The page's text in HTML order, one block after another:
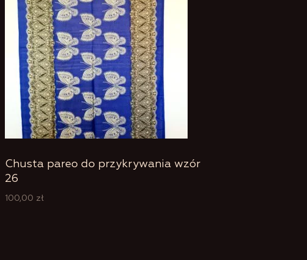
Chusta pareo do przykrywania wzór
26
100,00 zł